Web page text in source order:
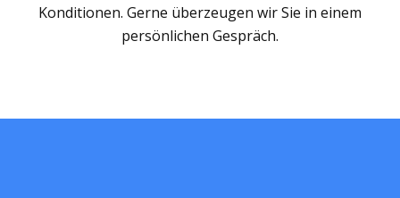
Konditionen. Gerne überzeugen wir Sie in einem
persönlichen Gespräch.